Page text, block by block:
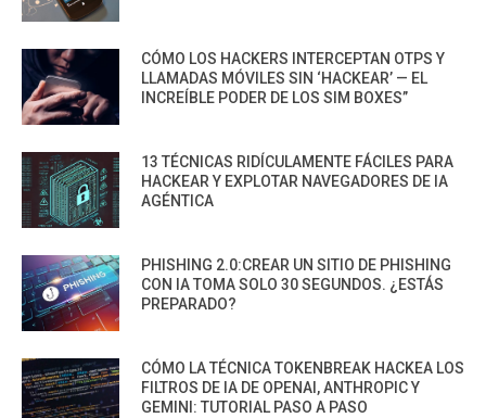
CÓMO LOS HACKERS INTERCEPTAN OTPS Y
LLAMADAS MÓVILES SIN ‘HACKEAR’ — EL
INCREÍBLE PODER DE LOS SIM BOXES”
13 TÉCNICAS RIDÍCULAMENTE FÁCILES PARA
HACKEAR Y EXPLOTAR NAVEGADORES DE IA
AGÉNTICA
PHISHING 2.0:CREAR UN SITIO DE PHISHING
CON IA TOMA SOLO 30 SEGUNDOS. ¿ESTÁS
PREPARADO?
CÓMO LA TÉCNICA TOKENBREAK HACKEA LOS
FILTROS DE IA DE OPENAI, ANTHROPIC Y
GEMINI: TUTORIAL PASO A PASO